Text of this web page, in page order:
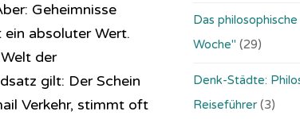
Geheimnisse
ein absoluter Wert.
der
gilt: Der Schein
Verkehr, stimmt oft
Das
Woche" (29)
Denk-Städte:
Reiseführer (3)